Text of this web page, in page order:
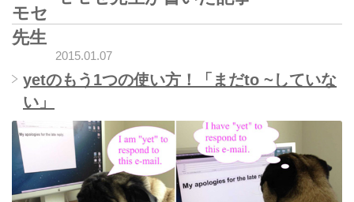
ご質問受付け
ブログ
2015.01.07
yetのもう1つの使い方！「まだto ~していな
い」